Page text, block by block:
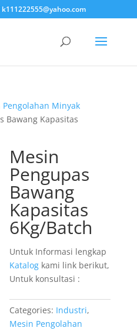
k111222555@yahoo.com
Pengolahan Minyak
Bawang Kapasitas
Mesin
Pengupas
Bawang
Kapasitas
6Kg/Batch
Untuk Informasi lengkap
Katalog kami link berikut,
Untuk konsultasi :
Categories: Industri,
Mesin Pengolahan